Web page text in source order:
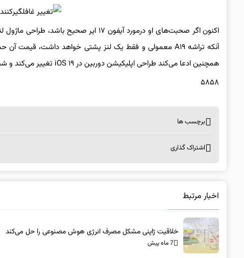
همچنین ادعا می‌کند طراحی اپلیکیشن دوربین در iOS ۱۹ تغییر می‌کند و شبیه نسخه visionOS خواهد شد که در آن منوها و دکمه‌ها شفاف هستند.
۵۸۵۸
برچسب ها
اشتراک گذاری
اخبار مرتبط
خلاقیت ژاپنی مشکل مصرف انرژی هوش مصنوعی را حل می‌کند
7 ماه پیش